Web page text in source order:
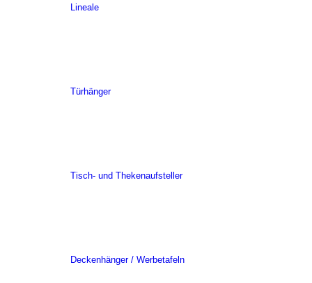
Lineale
Türhänger
Tisch- und Thekenaufsteller
Deckenhänger / Werbetafeln